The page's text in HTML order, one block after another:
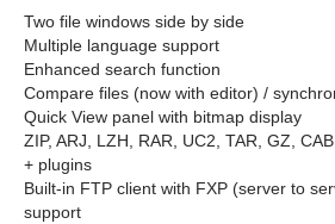
Two file windows side by side
Multiple language support
Enhanced search function
Compare files (now with editor) /
Quick View panel with bitmap display
ZIP, ARJ, LZH, RAR, UC2, TAR, GZ,
+ plugins
Built-in FTP client with FXP (server to
support